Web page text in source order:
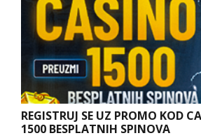
REGISTRUJ SE UZ PROMO KOD
1500 BESPLATNIH SPINOVA